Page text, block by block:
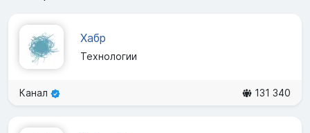
Хабр
Технологии
Канал 131 340